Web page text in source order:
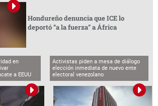
Hondureño denuncia que ICE lo
deportó “a la fuerza” a África
en
a EEUU
Activistas piden a mesa de diálogo
elección inmediata de nuevo ente
electoral venezolano